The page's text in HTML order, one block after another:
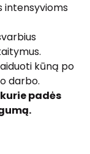
intensyvioms
kūną po
darbo.
padės